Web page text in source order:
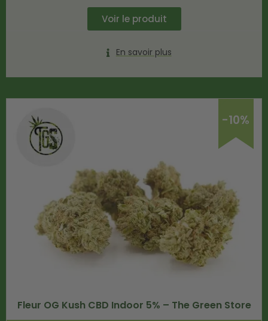
Voir le produit
En savoir plus
-10%
Fleur OG Kush CBD Indoor 5% – The Green Store